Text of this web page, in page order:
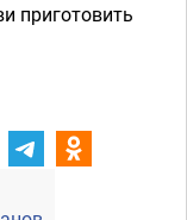
приготовить